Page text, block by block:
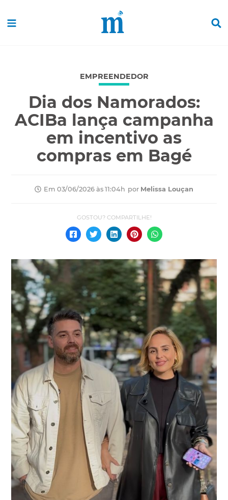
EMPREENDEDOR
Dia dos Namorados:
ACIBa lança campanha
em incentivo as
compras em Bagé
Em 03/06/2026 às 11:04h por Melissa Louçan